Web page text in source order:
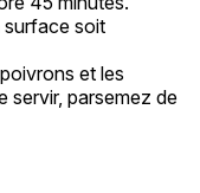
surface soit
et les
servir, parsemez de